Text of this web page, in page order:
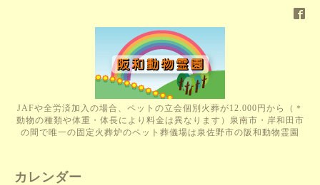
JAFや全労済加入の場合、ペットの立会個別火葬が12.000円から（＊
動物の種類や体重・体長により料金は異なります）泉南市・岸和田市
の間で唯一の固定火葬炉のペット葬儀場は泉佐野市の阪和動物霊園
カレンダー